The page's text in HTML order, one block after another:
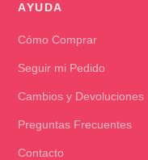
AYUDA
Cómo Comprar
Seguir mi Pedido
Cambios y Devoluciones
Preguntas Frecuentes
Contacto